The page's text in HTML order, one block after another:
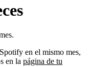
en el mismo mes,
en la página de tu